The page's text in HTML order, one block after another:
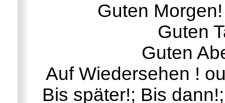
Guten
Guten
Guten
Auf Wiedersehen !
Bis später!; Bis